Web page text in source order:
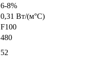
6-8%
0,31 Вт/(м°C)
F100
480
52